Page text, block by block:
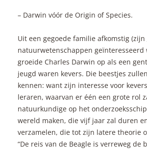
– Darwin vóór de Origin of Species.
Uit een gegoede familie afkomstig
natuurwetenschappen geïnteresseerd
groeide Charles Darwin op als een
jeugd waren kevers. Die beestjes
kennen: want zijn interesse voor
leraren, waarvan er één een grote rol
natuurkundige op het
wereld maken, die vijf jaar zal duren
verzamelen, die tot zijn latere theorie
“De reis van de Beagle is verreweg